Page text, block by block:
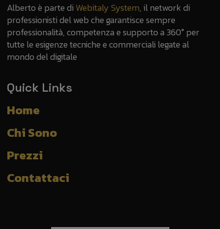
Alberto è parte di Webitaly System, il network di
professionisti del web che garantisce sempre
professionalità, competenza e supporto a 360° per
tutte le esigenze tecniche e commerciali legate al
mondo del digitale
Quick Links
Home
Chi Sono
Prezzi
Contattaci